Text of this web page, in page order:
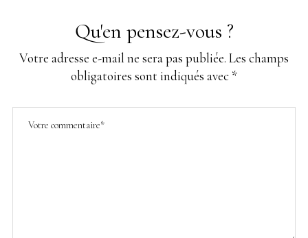
Qu'en pensez-vous ?
Votre adresse e-mail ne sera pas publiée. Les champs
obligatoires sont indiqués avec *